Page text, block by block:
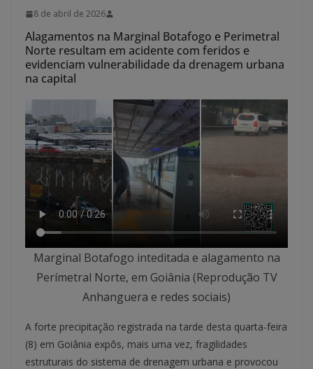
8 de abril de 2026
Alagamentos na Marginal Botafogo e Perimetral
Norte resultam em acidente com feridos e
evidenciam vulnerabilidade da drenagem urbana
na capital
Marginal Botafogo inteditada e alagamento na
Perímetral Norte, em Goiânia (Reprodução TV
Anhanguera e redes sociais)
A forte precipitação registrada na tarde desta quarta-feira
(8) em Goiânia expôs, mais uma vez, fragilidades
estruturais do sistema de drenagem urbana e provocou